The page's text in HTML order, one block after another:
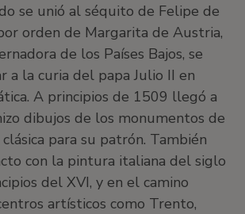
se unió al séquito de Felipe de
orden de Margarita de Austria,
de los Países Bajos, se
a la curia del papa Julio II en
A principios de 1509 llegó a
dibujos de los monumentos de
para su patrón. También
con la pintura italiana del siglo
del XVI, y en el camino
artísticos como Trento,